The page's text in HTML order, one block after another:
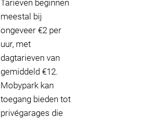
Tarieven beginnen
meestal bij
ongeveer €2 per
uur, met
dagtarieven van
gemiddeld €12.
Mobypark kan
toegang bieden tot
privégarages die